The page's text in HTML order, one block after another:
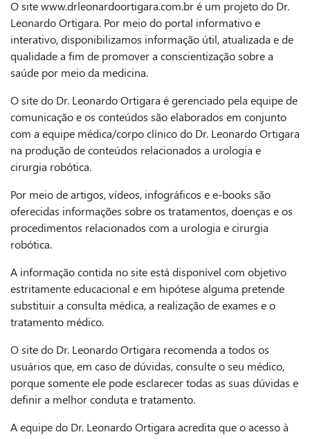
O site www.drleonardoortigara.com.br é um projeto do Dr.
Leonardo Ortigara. Por meio do portal informativo e
interativo, disponibilizamos informação útil, atualizada e de
qualidade a fim de promover a conscientização sobre a
saúde por meio da medicina.
O site do Dr. Leonardo Ortigara é gerenciado pela equipe de
comunicação e os conteúdos são elaborados em conjunto
com a equipe médica/corpo clínico do Dr. Leonardo Ortigara
na produção de conteúdos relacionados a urologia e
cirurgia robótica.
Por meio de artigos, vídeos, infográficos e e-books são
oferecidas informações sobre os tratamentos, doenças e os
procedimentos relacionados com a urologia e cirurgia
robótica.
A informação contida no site está disponível com objetivo
estritamente educacional e em hipótese alguma pretende
substituir a consulta médica, a realização de exames e o
tratamento médico.
O site do Dr. Leonardo Ortigara recomenda a todos os
usuários que, em caso de dúvidas, consulte o seu médico,
porque somente ele pode esclarecer todas as suas dúvidas e
definir a melhor conduta e tratamento.
A equipe do Dr. Leonardo Ortigara acredita que o acesso à